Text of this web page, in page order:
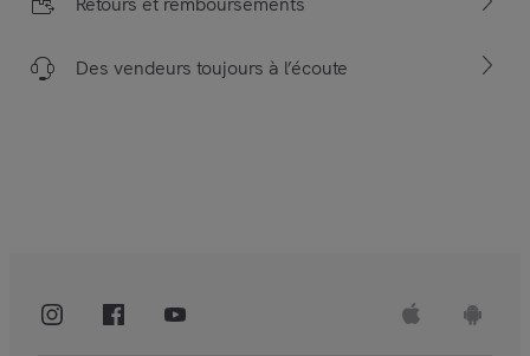
Des vendeurs toujours à l’écoute